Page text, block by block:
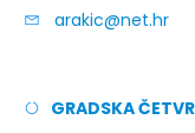
arakic@net.hr
GRADSKA